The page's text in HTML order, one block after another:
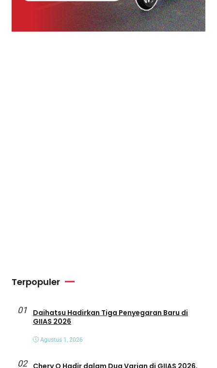
Terpopuler
01
Daihatsu Hadirkan Tiga Penyegaran Baru di
GIIAS 2026
Agustus 1, 2026
02